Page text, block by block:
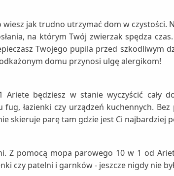
jak trudno utrzymać dom w czystości.
na którym Twój zwierzak spędza
Twojego pupila przed szkodliwym
domu przynosi ulgę alergikom!
będziesz w stanie wyczyścić cały
łazienki czy urządzeń kuchennych.
skieruje parę tam gdzie jest Ci najbardziej
Z pomocą mopa parowego 10 w 1 od
czy patelni i garnków - jeszcze nigdy nie